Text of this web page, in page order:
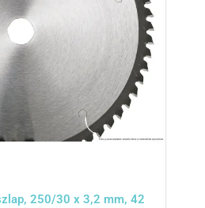
250/30 x 3,2 mm, 42